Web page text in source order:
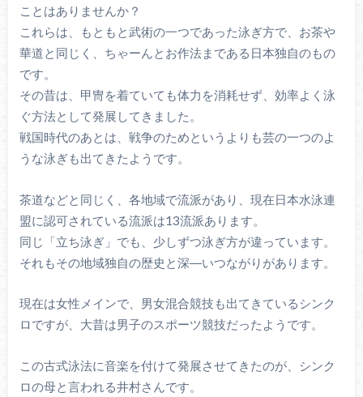
ことはありませんか？
これらは、もともと武術の一つであった泳ぎ方で、お茶や
華道と同じく、ちゃーんとお作法まである日本独自のもの
です。
その昔は、甲冑を着ていても体力を消耗せず、効率よく泳
ぐ方法として発展してきました。
戦国時代のあとは、戦争のためというよりも芸の一つのよ
うな泳ぎも出てきたようです。
茶道などと同じく、各地域で流派があり、現在日本水泳連
盟に認可されている流派は13流派あります。
同じ「立ち泳ぎ」でも、少しずつ泳ぎ方が違っています。
それもその地域独自の歴史と深―いつながりがあります。
現在は女性メインで、男女混合競技も出てきているシンク
ロですが、大昔は男子のスポーツ競技だったようです。
この古式泳法に音楽を付けて発展させてきたのが、シンク
ロの母と言われる井村さんです。